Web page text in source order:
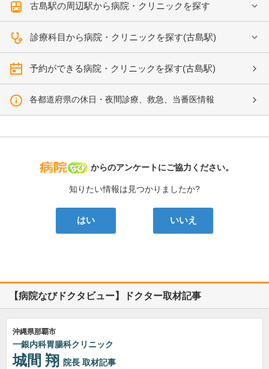
古島駅の周辺駅から病院・クリニックを探す
診療科目から病院・クリニックを探す(古島駅)
予約ができる病院・クリニックを探す(古島駅)
各都道府県の休日・夜間診療、救急、当番医情報
病院なび
からのアンケートにご協力ください。
知りたい情報は見つかりましたか?
はい いいえ
【病院なびドクタビュー】ドクター取材記事
沖縄県那覇市
一銀内科胃腸科クリニック
城間 翔 院長 取材記事